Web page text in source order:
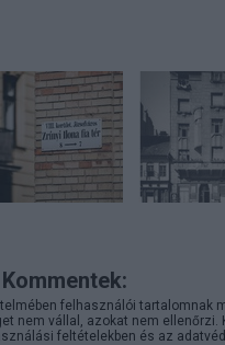
Kommentek:
felhasználói tartalomnak
nem vállal, azokat nem ellenőrzi.
feltételekben és az